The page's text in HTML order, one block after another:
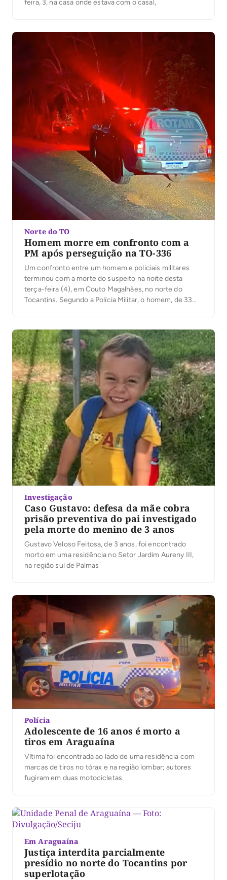
feira, 3, na casa onde estava com o casal,
Norte do TO
Homem morre em confronto com a
PM após perseguição na TO-336
Um confronto entre um homem e policiais militares
terminou com a morte do suspeito na noite desta
terça-feira (4), em Couto Magalhães, no norte do
Tocantins. Segundo a Polícia Militar, o homem, de 33
Ainda conforme a PM, […]
Investigação
Caso Gustavo: defesa da mãe cobra
prisão preventiva do pai investigado
pela morte do menino de 3 anos
Gustavo Veloso Feitosa, de 3 anos, foi encontrado
morto em uma residência no Setor Jardim Aureny III,
na região sul de Palmas
Polícia
Adolescente de 16 anos é morto a
tiros em Araguaína
Vítima foi encontrada ao lado de uma residência com
marcas de tiros no tórax e na região lombar; autores
fugiram em duas motocicletas.
Em Araguaína
Justiça interdita parcialmente
presídio no norte do Tocantins por
superlotação